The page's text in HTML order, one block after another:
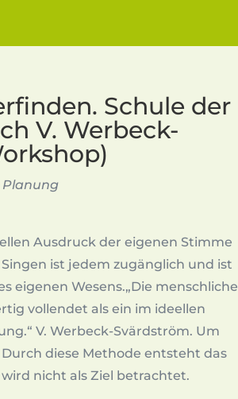
Schule der
V. Werbeck-
Planung
Ausdruck der eigenen Stimme
ist jedem zugänglich und ist
eigenen Wesens.„Die menschliche
vollendet als ein im ideellen
V. Werbeck-Svärdström. Um
diese Methode entsteht das
nicht als Ziel betrachtet.